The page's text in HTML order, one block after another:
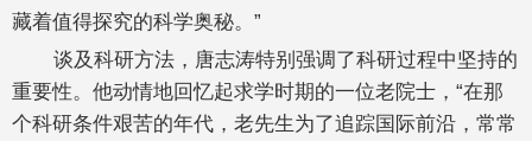
藏着值得探究的科学奥秘。”
谈及科研方法，唐志涛特别强调了科研过程中坚持的
重要性。他动情地回忆起求学时期的一位老院士，“在那
个科研条件艰苦的年代，老先生为了追踪国际前沿，常常